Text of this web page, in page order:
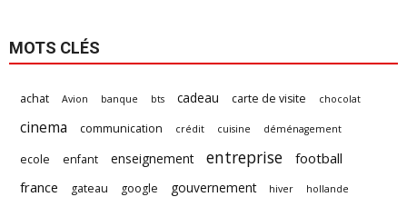
MOTS CLÉS
achat Avion banque bts cadeau carte de visite chocolat
cinema communication crédit cuisine déménagement
ecole enfant enseignement entreprise
football
france
gateau google gouvernement hiver hollande